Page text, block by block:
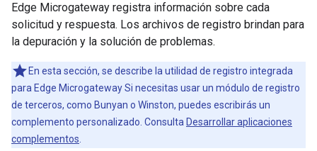
Edge Microgateway registra información sobre cada
solicitud y respuesta. Los archivos de registro brindan para
la depuración y la solución de problemas.
En esta sección, se describe la utilidad de registro integrada
para Edge Microgateway Si necesitas usar un módulo de registro
de terceros, como Bunyan o Winston, puedes escribirás un
complemento personalizado. Consulta Desarrollar aplicaciones
complementos